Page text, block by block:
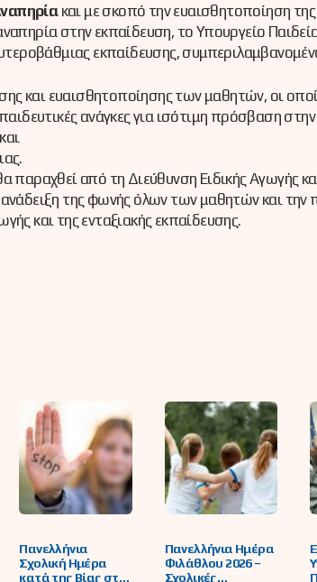
και με σκοπό την ευαισθητοποίηση της
στην εκπαίδευση, το Υπουργείο
εκπαίδευσης,
και ευαισθητοποίησης των μαθητών, οι
ανάγκες για ισότιμη πρόσβαση
από τη Διεύθυνση Ειδικής Αγωγής
της φωνής όλων των μαθητών και την
και της ενταξιακής εκπαίδευσης.
Πανελλήνια
Σχολική Ημέρα
κατά της Βίας στο
Πανελλήνια Ημέρα
Φιλάθλου 2026 –
Σχολικές